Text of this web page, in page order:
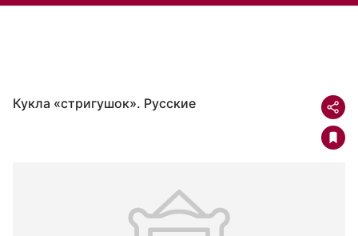
Кукла «стригушок». Русские